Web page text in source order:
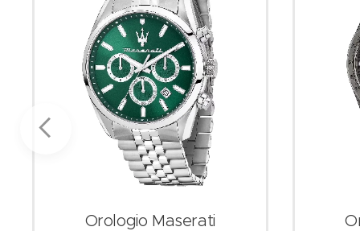
Orologio Maserati